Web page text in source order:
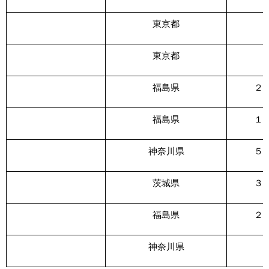
東京都
東京都
福島県 ２
福島県 １
神奈川県 ５
茨城県 ３
福島県 ２
神奈川県